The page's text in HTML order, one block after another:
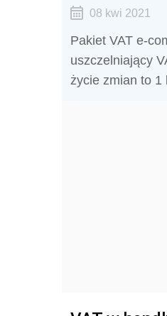
08 kwi 2021
Pakiet VAT e-
uszczelniający
życie zmian to 1